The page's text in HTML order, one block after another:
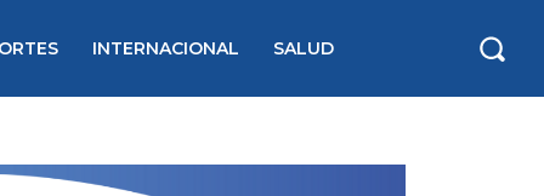
INTERNACIONAL SALUD